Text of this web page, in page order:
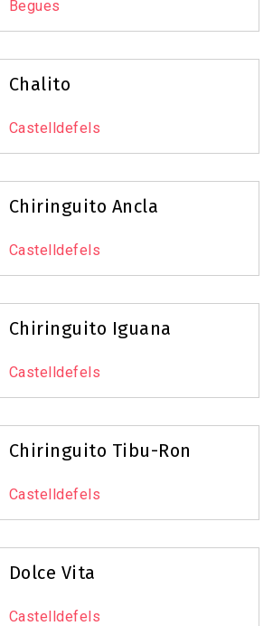
Begues
Chalito
Castelldefels
Chiringuito Ancla
Castelldefels
Chiringuito Iguana
Castelldefels
Chiringuito Tibu-Ron
Castelldefels
Dolce Vita
Castelldefels